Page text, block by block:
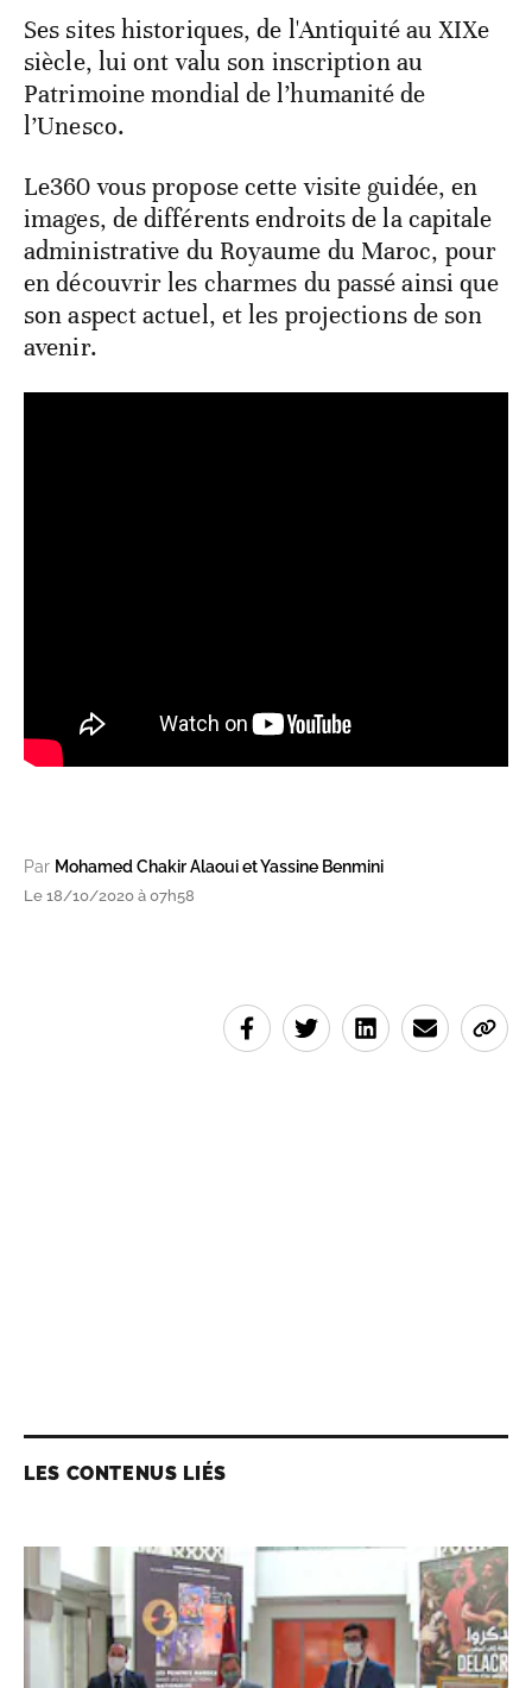
Ses sites historiques, de l'Antiquité au XIXe
siècle, lui ont valu son inscription au
Patrimoine mondial de l’humanité de
l’Unesco.
Le360 vous propose cette visite guidée, en
images, de différents endroits de la capitale
administrative du Royaume du Maroc, pour
en découvrir les charmes du passé ainsi que
son aspect actuel, et les projections de son
avenir.
Par Mohamed Chakir Alaoui et Yassine Benmini
Le 18/10/2020 à 07h58
LES CONTENUS LIÉS